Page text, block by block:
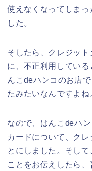
使えなくなってしまっ
した。
そしたら、クレジッ
に、不正利用してい
んこdeハンコのお店
たみたいなんですよね
なので、はんこdeハ
カードについて、ク
とにしました。そし
ことをお伝えしたら